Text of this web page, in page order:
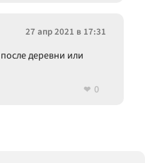
27 апр 2021 в 17:31
деревни или
0